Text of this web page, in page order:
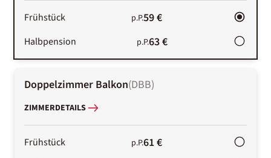
Frühstück p.P.59 €
Halbpension p.P.63 €
Doppelzimmer Balkon(DBB)
ZIMMERDETAILS
Frühstück p.P.61 €